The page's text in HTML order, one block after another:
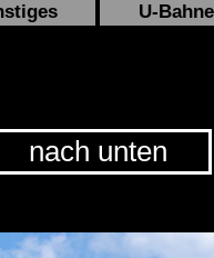
U-
nach unten